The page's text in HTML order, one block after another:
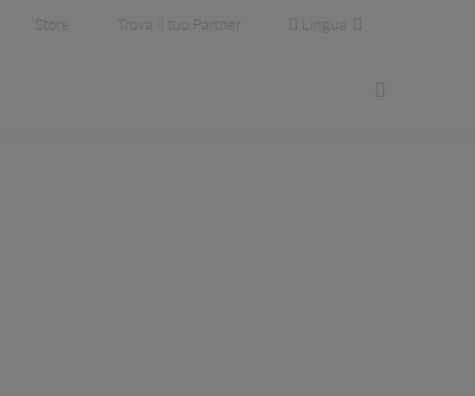
Store Trova il tuo Partner Lingua